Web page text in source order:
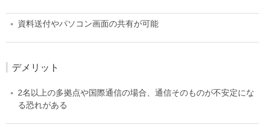
資料送付やパソコン画面の共有が可能
デメリット
2名以上の多拠点や国際通信の場合、通信そのものが不安定にな
る恐れがある